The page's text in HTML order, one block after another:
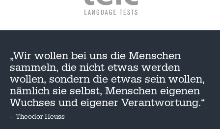
„Wir wollen bei uns die Menschen
sammeln, die nicht etwas werden
wollen, sondern die etwas sein wollen,
nämlich sie selbst, Menschen eigenen
Wuchses und eigener Verantwortung.“
– Theodor Heuss